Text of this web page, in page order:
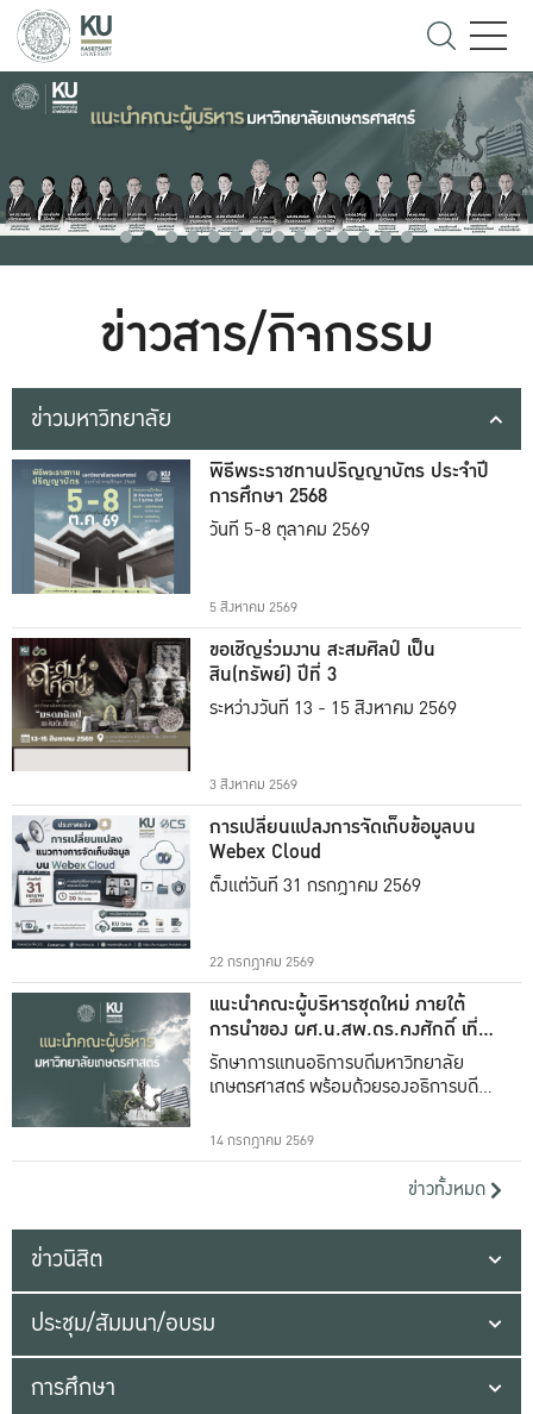
ข่าวสาร/กิจกรรม
ข่าวมหาวิทยาลัย
พิธีพระราชทานปริญญาบัตร ประจำปี
การศึกษา 2568
วันที่ 5-8 ตุลาคม 2569
5 สิงหาคม 2569
ขอเชิญร่วมงาน สะสมศิลป์ เป็น
สิน(ทรัพย์) ปีที่ 3
ระหว่างวันที่ 13 - 15 สิงหาคม 2569
3 สิงหาคม 2569
การเปลี่ยนแปลงการจัดเก็บข้อมูลบน
Webex Cloud
ตั้งแต่วันที่ 31 กรกฎาคม 2569
22 กรกฎาคม 2569
แนะนำคณะผู้บริหารชุดใหม่ ภายใต้
การนำของ ผศ.น.สพ.ดร.คงศักดิ์ เที่ยง
ธรรม
รักษาการแทนอธิการบดีมหาวิทยาลัย
เกษตรศาสตร์ พร้อมด้วยรองอธิการบดีทั้ง
14 กรกฎาคม 2569
ข่าวทั้งหมด
ข่าวนิสิต
ประชุม/สัมมนา/อบรม
การศึกษา